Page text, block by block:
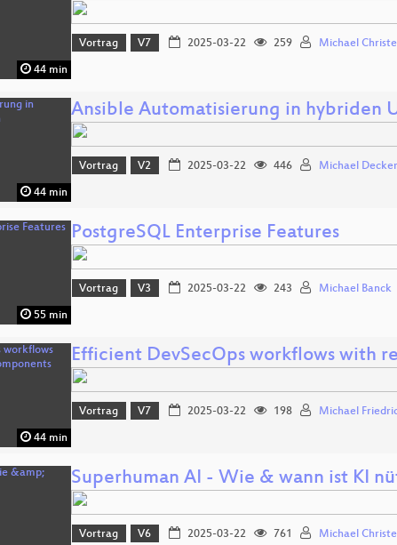
44 min
Vortrag V7 2025-03-22 259 Michael
44 min
Ansible Automatisierung in hybriden
Vortrag V2 2025-03-22 446 Michael Decker
55 min
PostgreSQL Enterprise Features
Vortrag V3 2025-03-22 243 Michael Banck
44 min
Efficient DevSecOps workflows with
Vortrag V7 2025-03-22 198 Michael
Superhuman AI - Wie & wann ist KI
Vortrag V6 2025-03-22 761 Michael